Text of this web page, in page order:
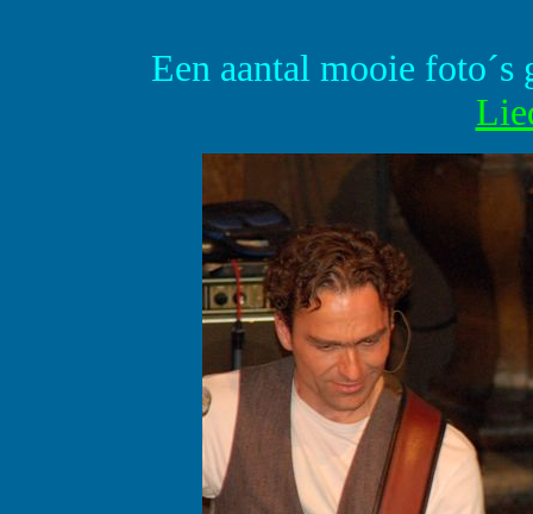
Een aantal mooie